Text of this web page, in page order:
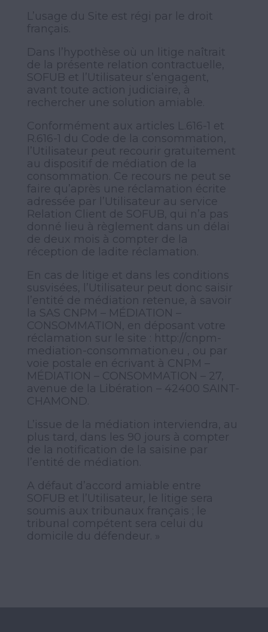
L’usage du Site est régi par le droit
français.
Dans l’hypothèse où un litige naîtrait
de la présente relation contractuelle,
SOFUB et l’Utilisateur s’engagent,
avant toute action judiciaire, à
rechercher une solution amiable.
Conformément aux articles L.616-1 et
R.616-1 du Code de la consommation,
l’Utilisateur peut recourir gratuitement
au dispositif de médiation de la
consommation. Ce recours ne peut se
faire qu’après une réclamation écrite
adressée par l’Utilisateur au service
Relation Client de SOFUB, qui n’a pas
donné lieu à règlement dans un délai
de deux mois à compter de la
réception de ladite réclamation.
En cas de litige et dans les conditions
susvisées, l’Utilisateur peut donc saisir
l’entité de médiation retenue, à savoir
la SAS CNPM – MÉDIATION –
CONSOMMATION, en déposant votre
réclamation sur le site :
http://cnpm-
mediation-consommation.eu , ou par
voie postale en écrivant à CNPM –
MÉDIATION – CONSOMMATION – 27,
avenue de la Libération – 42400 SAINT-
CHAMOND.
L’issue de la médiation interviendra, au
plus tard, dans les 90 jours à compter
de la notification de la saisine par
l’entité de médiation.
A défaut d’accord amiable entre
SOFUB et l’Utilisateur, le litige sera
soumis aux tribunaux français ; le
tribunal compétent sera celui du
domicile du défendeur. »